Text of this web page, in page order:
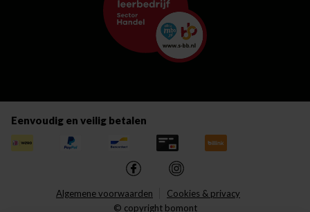
Eenvoudig en veilig betalen
Algemene voorwaarden
Cookies & privacy
© copyright bomont